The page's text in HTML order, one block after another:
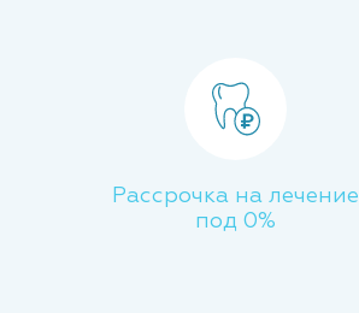
Рассрочка на лечение
под 0%